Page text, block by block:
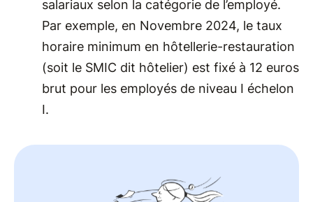
salariaux selon la catégorie de l’employé.
Par exemple, en Novembre 2024, le taux
horaire minimum en hôtellerie-restauration
(soit le SMIC dit hôtelier) est fixé à 12 euros
brut pour les employés de niveau I échelon
I.